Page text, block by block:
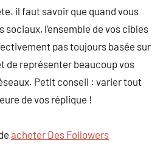
il faut savoir que quand vous
sociaux, l’ensemble de vos cibles
pas toujours basée sur
de représenter beaucoup vos
Petit conseil : varier tout
de vos réplique !
acheter Des Followers